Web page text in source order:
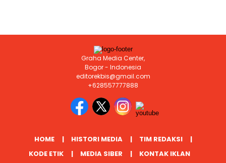
Graha Media Center,
Bogor - Indonesia
editorekbis@gmail.com
+628557777888
HOME HISTORI MEDIA
TIM REDAKSI
KODE ETIK
MEDIA SIBER KONTAK IKLAN